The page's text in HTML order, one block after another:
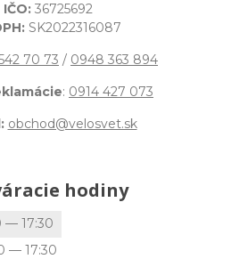
IČO: 36725692
SK2022316087
70 73 / 0948 363 894
: 0914 427 073
obchod@velosvet.sk
hodiny
17:30
17:30